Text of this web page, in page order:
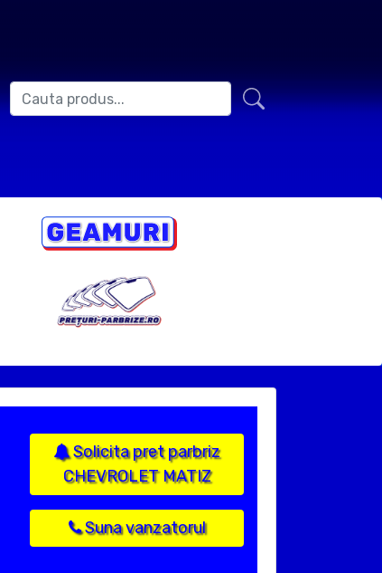
Solicita pret parbriz
CHEVROLET MATIZ
Suna vanzatorul